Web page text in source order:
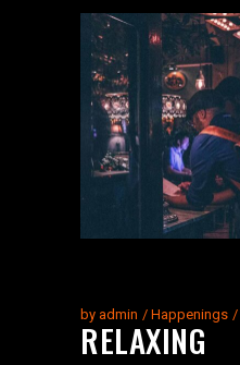
by admin Happenings
RELAXING